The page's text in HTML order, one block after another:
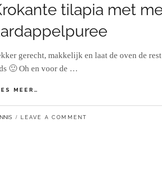
tilapia met
gerecht, makkelijk en laat de oven de
🙂 Oh en voor de …
MEER…
MEDITERRANE
LEAVE A COMMENT